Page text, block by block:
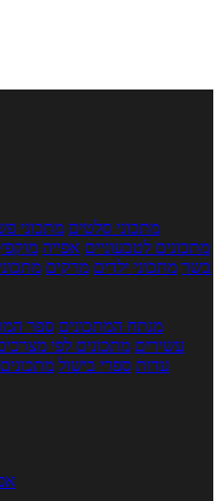
מתכוני סלטים מתכוני
מתכונים לטבעוניים אפייה
בשר מתכוני ילדים מרקים
מנתח המתכונים ספר
עשירים מתכונים לפי
עדות ספרי בישול